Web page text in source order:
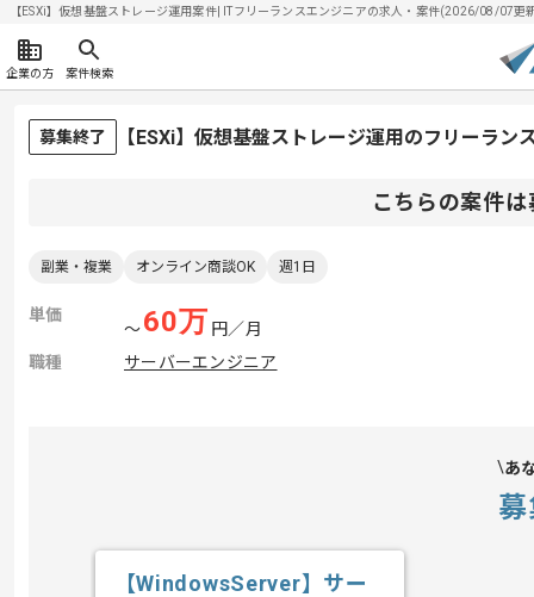
【ESXi】仮想基盤ストレージ運用案件| ITフリーランスエンジニアの求人・案件(2026/08/07更
企業の方 案件検索
募集終了 【ESXi】仮想基盤ストレージ運用のフリーラン
こちらの案件
副業・複業 オンライン商談OK 週1日
単価
〜60万 円／月
職種
サーバーエンジニア
あ
【WindowsServer】サー